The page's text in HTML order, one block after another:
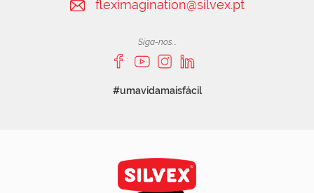
fleximagination@silvex.pt
Siga-nos...
#umavidamaisfácil